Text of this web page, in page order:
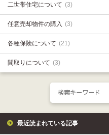
二世帯住宅について (3)
任意売却物件の購入 (3)
各種保険について (21)
間取りについて (3)
最近読まれている記事